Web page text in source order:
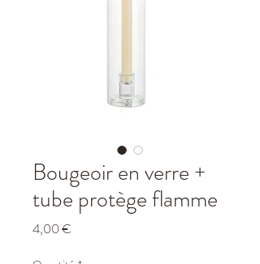
Bougeoir en verre +
tube protège flamme
4,00 €